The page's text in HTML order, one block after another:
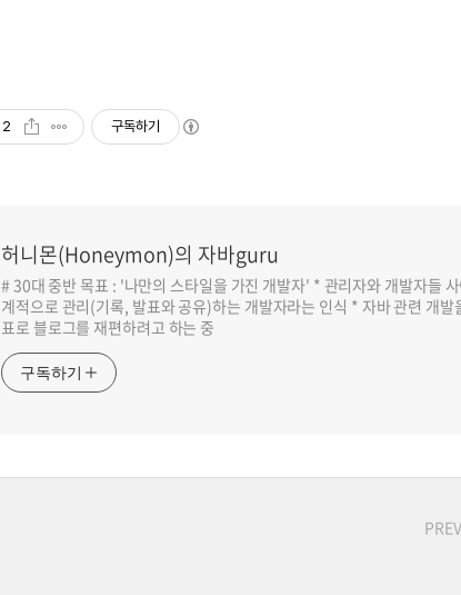
2 구독하기
허니몬(Honeymon)의 자바guru
# 30대 중반 목표 : '나만의 스타일을 가진 개발자' * 관리자와 개발자들
계적으로 관리(기록, 발표와 공유)하는 개발자라는 인식 * 자바 관련 개
표로 블로그를 재편하려고 하는 중
구독하기
PREV